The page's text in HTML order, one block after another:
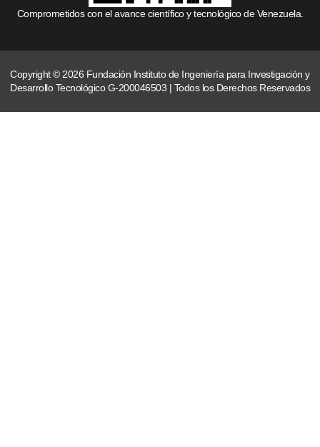
Comprometidos con el avance científico y tecnológico de Venezuela.
Copyright © 2026 Fundación Instituto de Ingeniería para Investigación y
Desarrollo Tecnológico G-200046503 | Todos los Derechos Reservados